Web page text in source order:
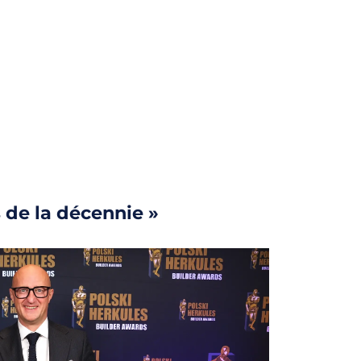
la décennie »